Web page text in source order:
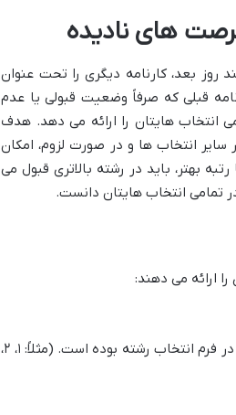
های نادیده
روز بعد، کارنامه دیگری را تحت عنوان
قبلی که صرفاً وضعیت قبولی یا عدم
انتخاب هایتان را ارائه می دهد. هدف
سایر انتخاب ها و در صورت لزوم، امکان
بهتر، باید در رشته بالاتری قبول می
تمامی انتخاب هایتان دانست.
ارائه می دهند:
این ستون نشان می دهد که رشته محل مورد نظر، چندمین انتخاب شما در فرم انتخاب رشته بوده است. (مثلاً: ۱، ۲،